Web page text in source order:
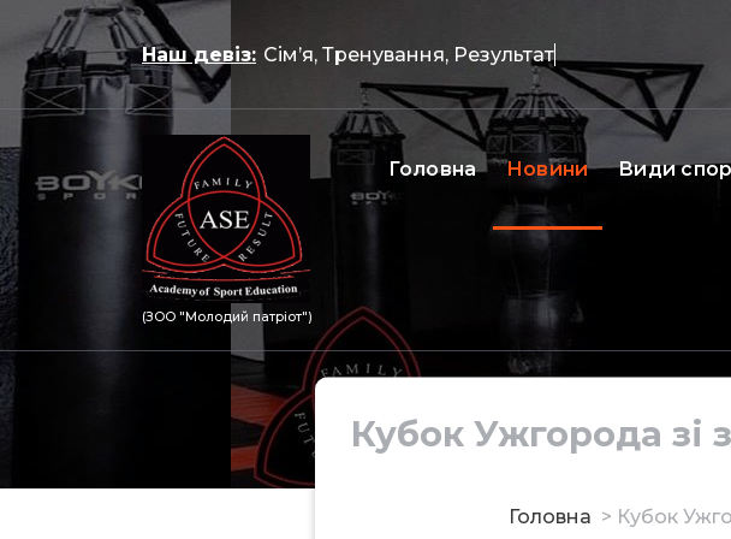
Перейти
контенту
Наш девіз: Сім’я, Тренування, Результат
(ЗОО "Молодий патріот")
Головна Новини Види
Кубок Ужгорода
Головна > Кубок